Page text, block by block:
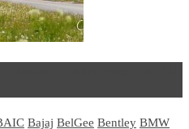
Bajaj BelGee Bentley BMW